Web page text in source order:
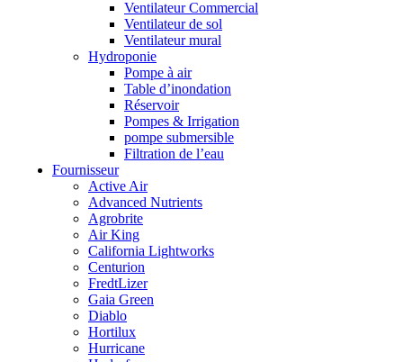
Ventilateur Commercial
Ventilateur de sol
Ventilateur mural
Hydroponie
Pompe à air
Table d’inondation
Réservoir
Pompes & Irrigation
pompe submersible
Filtration de l’eau
Fournisseur
Active Air
Advanced Nutrients
Agrobrite
Air King
California Lightworks
Centurion
FredtLizer
Gaia Green
Diablo
Hortilux
Hurricane